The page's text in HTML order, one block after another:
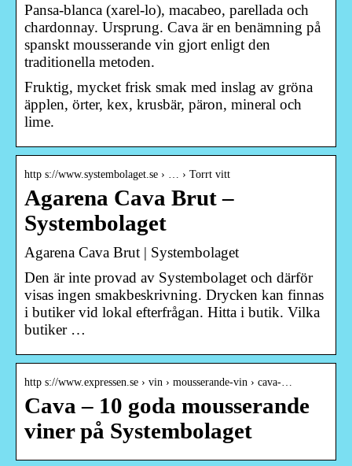
Pansa-blanca (xarel-lo), macabeo, parellada och
chardonnay. Ursprung. Cava är en benämning på
spanskt mousserande vin gjort enligt den
traditionella metoden.
Fruktig, mycket frisk smak med inslag av gröna
äpplen, örter, kex, krusbär, päron, mineral och
lime.
http s://www.systembolaget.se › … › Torrt vitt
Agarena Cava Brut –
Systembolaget
Agarena Cava Brut | Systembolaget
Den är inte provad av Systembolaget och därför
visas ingen smakbeskrivning. Drycken kan finnas
i butiker vid lokal efterfrågan. Hitta i butik. Vilka
butiker …
http s://www.expressen.se › vin › mousserande-vin › cava-…
Cava – 10 goda mousserande
viner på Systembolaget